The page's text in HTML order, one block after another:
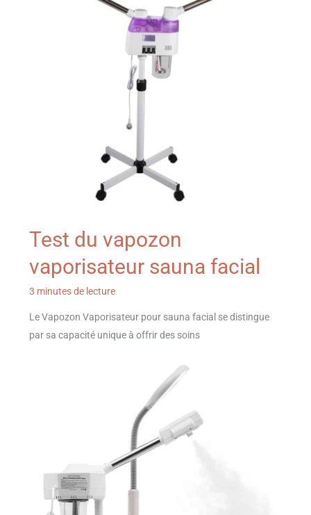
Test du vapozon
vaporisateur sauna facial
3 minutes de lecture
Le Vapozon Vaporisateur pour sauna facial se distingue
par sa capacité unique à offrir des soins